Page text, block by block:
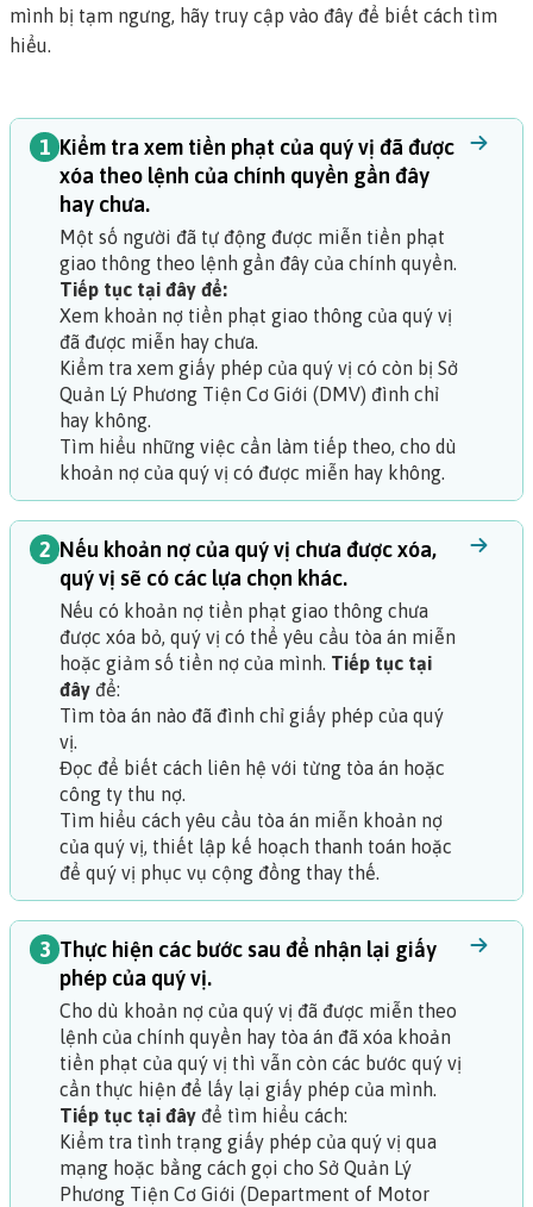
mình bị tạm ngưng, hãy truy cập vào đây để biết cách tìm
hiểu.
1 Kiểm tra xem tiền phạt của quý vị đã được
xóa theo lệnh của chính quyền gần đây
hay chưa.
Một số người đã tự động được miễn tiền phạt
giao thông theo lệnh gần đây của chính quyền.
Tiếp tục tại đây để:
Xem khoản nợ tiền phạt giao thông của quý vị
đã được miễn hay chưa.
Kiểm tra xem giấy phép của quý vị có còn bị Sở
Quản Lý Phương Tiện Cơ Giới (DMV) đình chỉ
hay không.
Tìm hiểu những việc cần làm tiếp theo, cho dù
khoản nợ của quý vị có được miễn hay không.
2 Nếu khoản nợ của quý vị chưa được xóa,
quý vị sẽ có các lựa chọn khác.
Nếu có khoản nợ tiền phạt giao thông chưa
được xóa bỏ, quý vị có thể yêu cầu tòa án miễn
hoặc giảm số tiền nợ của mình. Tiếp tục tại
đây để:
Tìm tòa án nào đã đình chỉ giấy phép của quý
vị.
Đọc để biết cách liên hệ với từng tòa án hoặc
công ty thu nợ.
Tìm hiểu cách yêu cầu tòa án miễn khoản nợ
của quý vị, thiết lập kế hoạch thanh toán hoặc
để quý vị phục vụ cộng đồng thay thế.
3 Thực hiện các bước sau để nhận lại giấy
phép của quý vị.
Cho dù khoản nợ của quý vị đã được miễn theo
lệnh của chính quyền hay tòa án đã xóa khoản
tiền phạt của quý vị thì vẫn còn các bước quý vị
cần thực hiện để lấy lại giấy phép của mình.
Tiếp tục tại đây để tìm hiểu cách:
Kiểm tra tình trạng giấy phép của quý vị qua
mạng hoặc bằng cách gọi cho Sở Quản Lý
Phương Tiện Cơ Giới (Department of Motor